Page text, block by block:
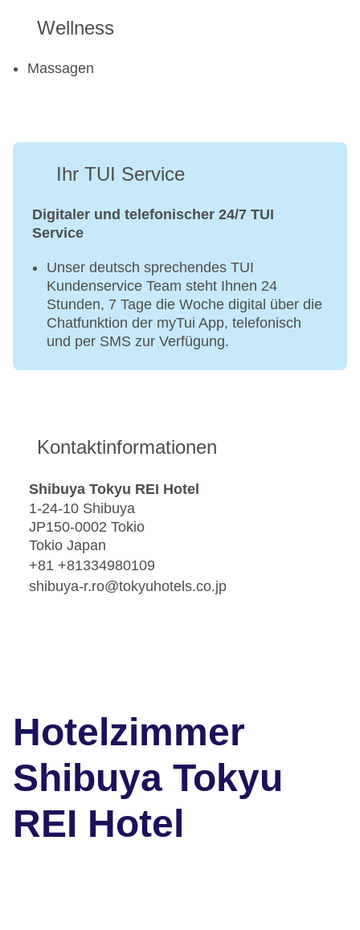
Wellness
Massagen
Ihr TUI Service
Digitaler und telefonischer 24/7 TUI
Service
Unser deutsch sprechendes TUI
Kundenservice Team steht Ihnen 24
Stunden, 7 Tage die Woche digital über die
Chatfunktion der myTui App, telefonisch
und per SMS zur Verfügung.
Kontaktinformationen
Shibuya Tokyu REI Hotel
1-24-10 Shibuya
JP150-0002 Tokio
Tokio Japan
+81 +81334980109
shibuya-r.ro@tokyuhotels.co.jp
Hotelzimmer
Shibuya Tokyu
REI Hotel